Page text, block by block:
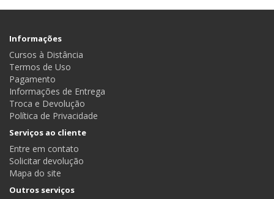
Informações
Cursos à Distância
Termos de Uso
Pagamento
Informações de Entrega
Troca e Devolução
Política de Privacidade
Serviços ao cliente
Entre em contato
Solicitar devolução
Mapa do site
Outros serviços